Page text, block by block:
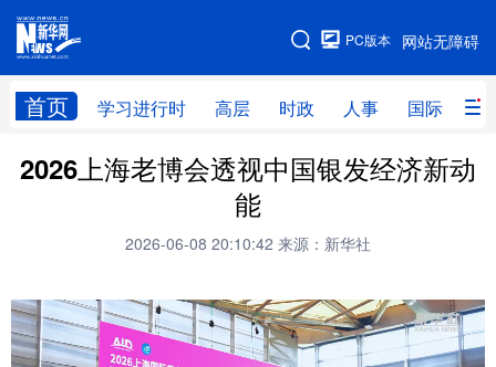
网站无障碍
PC版本
首页 学习进行时 高层 时政 人事 国际 财
网站地图
学习进行时 高层 时政 人事
全球连线
科技 科创 量子 体育
文化 书画 健康 军事
2026上海老博会透视中国银发经济新动
能
2026-06-08 20:10:42 来源：新华社